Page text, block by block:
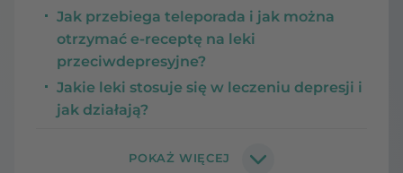
Jak przebiega teleporada i jak można
otrzymać e-receptę na leki
przeciwdepresyjne?
Jakie leki stosuje się w leczeniu depresji i
jak działają?